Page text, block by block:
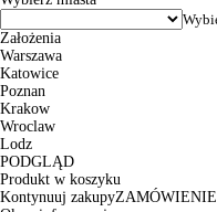
Założenia
Warszawa
Katowice
Poznan
Krakow
Wroclaw
Lodz
PODGLĄD
Produkt w koszyku
Kontynuuj zakupyZAMÓWIENIE